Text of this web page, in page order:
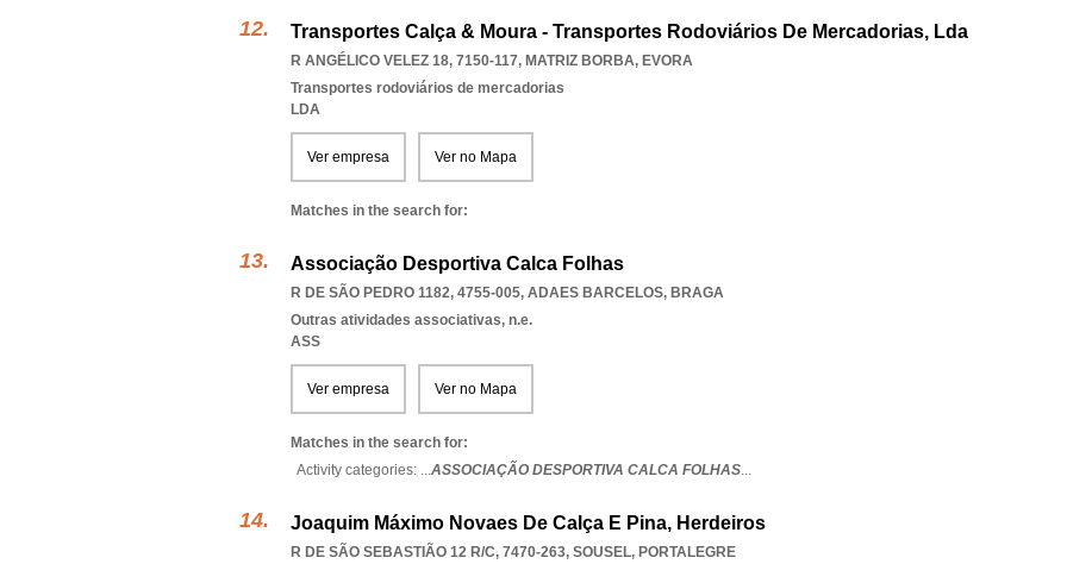
Transportes Calça & Moura - Transportes Rodoviários De Mercadorias, Lda
R ANGÉLICO VELEZ 18, 7150-117, MATRIZ BORBA, EVORA
Transportes rodoviários de mercadorias
LDA
Ver empresa Ver no Mapa
Matches in the search for:
Associação Desportiva Calca Folhas
R DE SÃO PEDRO 1182, 4755-005, ADAES BARCELOS, BRAGA
Outras atividades associativas, n.e.
ASS
Ver empresa Ver no Mapa
Matches in the search for:
Activity categories: ...ASSOCIAÇÃO DESPORTIVA CALCA FOLHAS...
Joaquim Máximo Novaes De Calça E Pina, Herdeiros
R DE SÃO SEBASTIÃO 12 R/C, 7470-263, SOUSEL, PORTALEGRE